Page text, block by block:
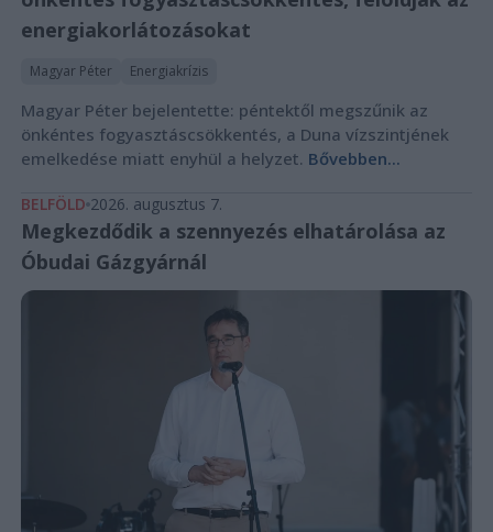
energiakorlátozásokat
Magyar Péter Energiakrízis
Magyar Péter bejelentette: péntektől megszűnik az
önkéntes fogyasztáscsökkentés, a Duna vízszintjének
emelkedése miatt enyhül a helyzet. Bővebben...
BELFÖLD 2026. augusztus 7.
Megkezdődik a szennyezés elhatárolása az
Óbudai Gázgyárnál